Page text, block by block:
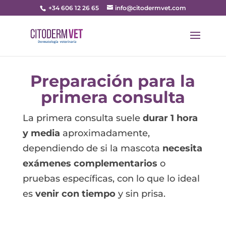
+34 606 12 26 65 info@citodermvet.com
Preparación para la
primera consulta
La primera consulta suele durar 1 hora
y media aproximadamente,
dependiendo de si la mascota necesita
exámenes complementarios o
pruebas específicas, con lo que lo ideal
esvenir con tiempoy sin prisa.